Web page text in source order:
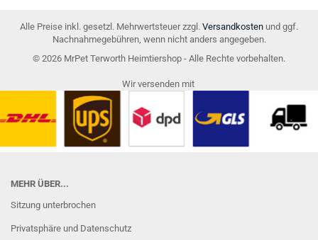
Alle Preise inkl. gesetzl. Mehrwertsteuer zzgl. Versandkosten und ggf.
Nachnahmegebühren, wenn nicht anders angegeben.
© 2026 MrPet Terworth Heimtiershop - Alle Rechte vorbehalten.
Wir versenden mit
MEHR ÜBER...
Sitzung unterbrochen
Privatsphäre und Datenschutz